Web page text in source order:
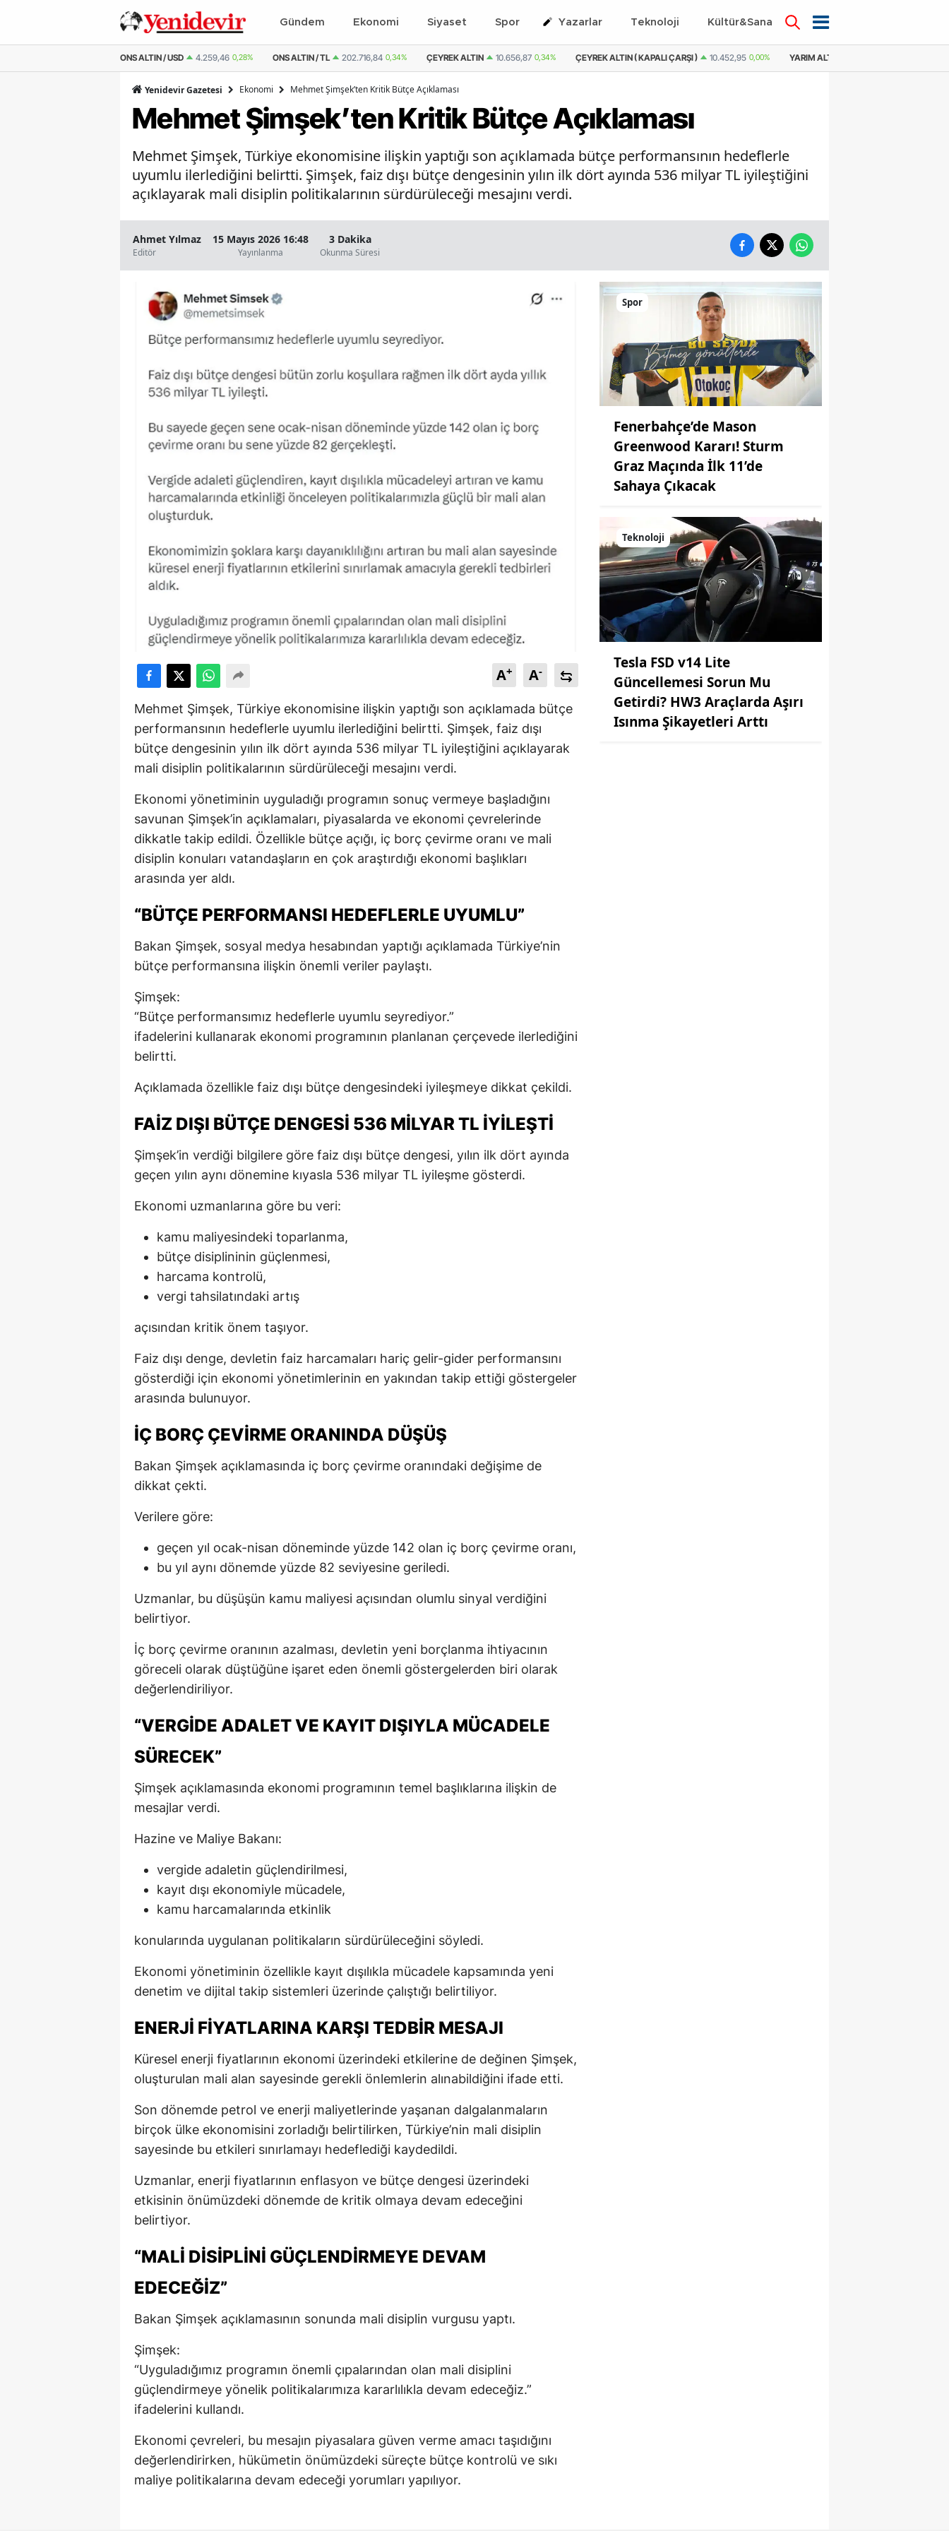
Gündem Ekonomi Siyaset Spor Yazarlar Teknoloji Kültür&Sanat
ONS ALTIN / TL 202.716,84 0,34% ÇEYREK ALTIN 10.656,87 0,34% ÇEYREK ALTIN ( KAPALI ÇARŞI ) 10.452,95 0,00% YARIM ALTIN 21.313,74 0,34% YARIM ALTIN ( KAPALI ÇARŞI )
Yenidevir Gazetesi Ekonomi Mehmet Şimşek’ten Kritik Bütçe Açıklaması
Mehmet Şimşek’ten Kritik Bütçe Açıklaması
Mehmet Şimşek, Türkiye ekonomisine ilişkin yaptığı son açıklamada bütçe performansının hedeflerle
uyumlu ilerlediğini belirtti. Şimşek, faiz dışı bütçe dengesinin yılın ilk dört ayında 536 milyar TL iyileştiğini
açıklayarak mali disiplin politikalarının sürdürüleceği mesajını verdi.
Ahmet Yılmaz
Editör
15 Mayıs 2026 16:48
Yayınlanma
3 Dakika
Okunma Süresi
A+ A-
Mehmet Şimşek, Türkiye ekonomisine ilişkin yaptığı son açıklamada bütçe
performansının hedeflerle uyumlu ilerlediğini belirtti. Şimşek, faiz dışı
bütçe dengesinin yılın ilk dört ayında 536 milyar TL iyileştiğini açıklayarak
mali disiplin politikalarının sürdürüleceği mesajını verdi.
Ekonomi yönetiminin uyguladığı programın sonuç vermeye başladığını
savunan Şimşek’in açıklamaları, piyasalarda ve ekonomi çevrelerinde
dikkatle takip edildi. Özellikle bütçe açığı, iç borç çevirme oranı ve mali
disiplin konuları vatandaşların en çok araştırdığı ekonomi başlıkları
arasında yer aldı.
“BÜTÇE PERFORMANSI HEDEFLERLE UYUMLU”
Bakan Şimşek, sosyal medya hesabından yaptığı açıklamada Türkiye’nin
bütçe performansına ilişkin önemli veriler paylaştı.
Şimşek:
“Bütçe performansımız hedeflerle uyumlu seyrediyor.”
ifadelerini kullanarak ekonomi programının planlanan çerçevede ilerlediğini
belirtti.
Açıklamada özellikle faiz dışı bütçe dengesindeki iyileşmeye dikkat çekildi.
FAIZ DIŞI BÜTÇE DENGESI 536 MILYAR TL İYILEŞTI
Şimşek’in verdiği bilgilere göre faiz dışı bütçe dengesi, yılın ilk dört ayında
geçen yılın aynı dönemine kıyasla 536 milyar TL iyileşme gösterdi.
Ekonomi uzmanlarına göre bu veri:
kamu maliyesindeki toparlanma,
bütçe disiplininin güçlenmesi,
harcama kontrolü,
vergi tahsilatındaki artış
açısından kritik önem taşıyor.
Faiz dışı denge, devletin faiz harcamaları hariç gelir-gider performansını
gösterdiği için ekonomi yönetimlerinin en yakından takip ettiği göstergeler
arasında bulunuyor.
İÇ BORÇ ÇEVIRME ORANINDA DÜŞÜŞ
Bakan Şimşek açıklamasında iç borç çevirme oranındaki değişime de
dikkat çekti.
Verilere göre:
geçen yıl ocak-nisan döneminde yüzde 142 olan iç borç çevirme oranı,
bu yıl aynı dönemde yüzde 82 seviyesine geriledi.
Uzmanlar, bu düşüşün kamu maliyesi açısından olumlu sinyal verdiğini
belirtiyor.
İç borç çevirme oranının azalması, devletin yeni borçlanma ihtiyacının
göreceli olarak düştüğüne işaret eden önemli göstergelerden biri olarak
değerlendiriliyor.
“VERGIDE ADALET VE KAYIT DIŞIYLA MÜCADELE
SÜRECEK”
Şimşek açıklamasında ekonomi programının temel başlıklarına ilişkin de
mesajlar verdi.
Hazine ve Maliye Bakanı:
vergide adaletin güçlendirilmesi,
kayıt dışı ekonomiyle mücadele,
kamu harcamalarında etkinlik
konularında uygulanan politikaların sürdürüleceğini söyledi.
Ekonomi yönetiminin özellikle kayıt dışılıkla mücadele kapsamında yeni
denetim ve dijital takip sistemleri üzerinde çalıştığı belirtiliyor.
ENERJI FIYATLARINA KARŞI TEDBIR MESAJI
Küresel enerji fiyatlarının ekonomi üzerindeki etkilerine de değinen Şimşek,
oluşturulan mali alan sayesinde gerekli önlemlerin alınabildiğini ifade etti.
Son dönemde petrol ve enerji maliyetlerinde yaşanan dalgalanmaların
birçok ülke ekonomisini zorladığı belirtilirken, Türkiye’nin mali disiplin
sayesinde bu etkileri sınırlamayı hedeflediği kaydedildi.
Uzmanlar, enerji fiyatlarının enflasyon ve bütçe dengesi üzerindeki
etkisinin önümüzdeki dönemde de kritik olmaya devam edeceğini
belirtiyor.
“MALI DISIPLINI GÜÇLENDIRMEYE DEVAM
EDECEĞIZ”
Bakan Şimşek açıklamasının sonunda mali disiplin vurgusu yaptı.
Şimşek:
“Uyguladığımız programın önemli çıpalarından olan mali disiplini
güçlendirmeye yönelik politikalarımıza kararlılıkla devam edeceğiz.”
ifadelerini kullandı.
Ekonomi çevreleri, bu mesajın piyasalara güven verme amacı taşıdığını
değerlendirirken, hükümetin önümüzdeki süreçte bütçe kontrolü ve sıkı
maliye politikalarına devam edeceği yorumları yapılıyor.
Spor
Fenerbahçe’de Mason
Greenwood Kararı! Sturm
Graz Maçında İlk 11’de
Sahaya Çıkacak
Teknoloji
Tesla FSD v14 Lite
Güncellemesi Sorun Mu
Getirdi? HW3 Araçlarda Aşırı
Isınma Şikayetleri Arttı